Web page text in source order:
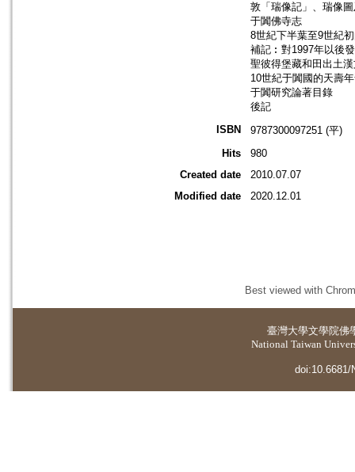
敦「瑞像記」、瑞像
于闐佛寺志
8世紀下半葉至9世紀
補記︰對1997年以後
聖彼得堡藏和田出土
10世紀于闐國的天壽
于闐研究論著目錄
後記
ISBN
9787300097251 (平)
Hits
980
Created date
2010.07.07
Modified date
2020.12.01
Best viewed with
臺灣大學文學院佛
National Taiwan
doi:10.6681/